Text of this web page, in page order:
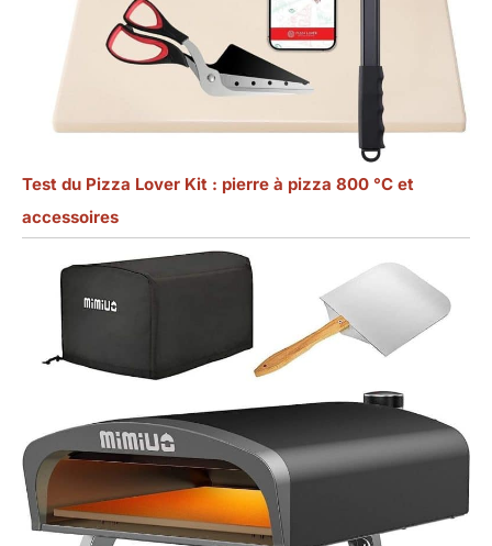
Test du Pizza Lover Kit : pierre à pizza 800 °C et
accessoires